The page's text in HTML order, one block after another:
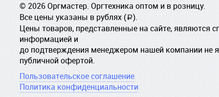
© 2026 Оргмастер. Оргтехника оптом и в розницу.
Все цены указаны в рублях (a).
Цены товаров, представленные на сайте, являются
информацией и
до подтверждения менеджером нашей компании не
публичной офертой.
Пользовательское соглашение
Политика конфиденциальности